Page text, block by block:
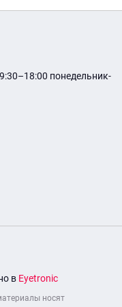
понедельник-
в Eyetronic
носят